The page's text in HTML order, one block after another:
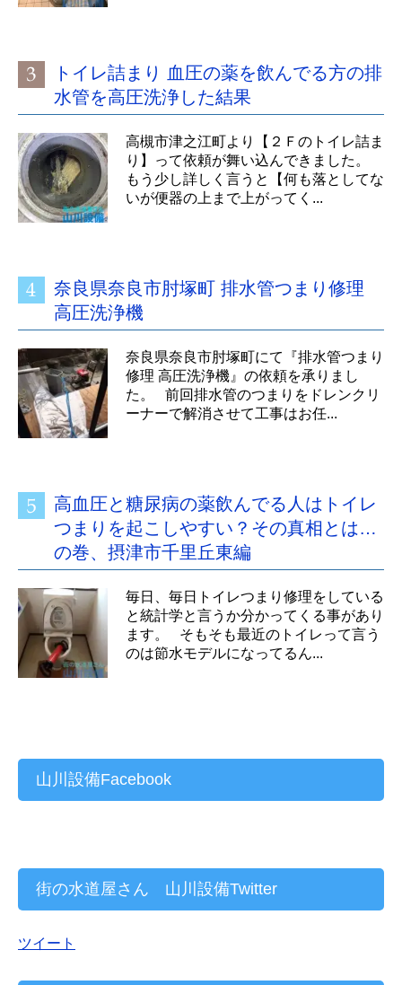
トイレ詰まり 血圧の薬を飲んでる方の排
水管を高圧洗浄した結果
高槻市津之江町より【２Ｆのトイレ詰ま
り】って依頼が舞い込んできました。
もう少し詳しく言うと【何も落としてな
いが便器の上まで上がってく...
奈良県奈良市肘塚町 排水管つまり修理
高圧洗浄機
奈良県奈良市肘塚町にて『排水管つまり
修理 高圧洗浄機』の依頼を承りまし
た。 前回排水管のつまりをドレンクリ
ーナーで解消させて工事はお任...
高血圧と糖尿病の薬飲んでる人はトイレ
つまりを起こしやすい？その真相とは…
の巻、摂津市千里丘東編
毎日、毎日トイレつまり修理をしている
と統計学と言うか分かってくる事があり
ます。 そもそも最近のトイレって言う
のは節水モデルになってるん...
山川設備Facebook
街の水道屋さん 山川設備Twitter
ツイート